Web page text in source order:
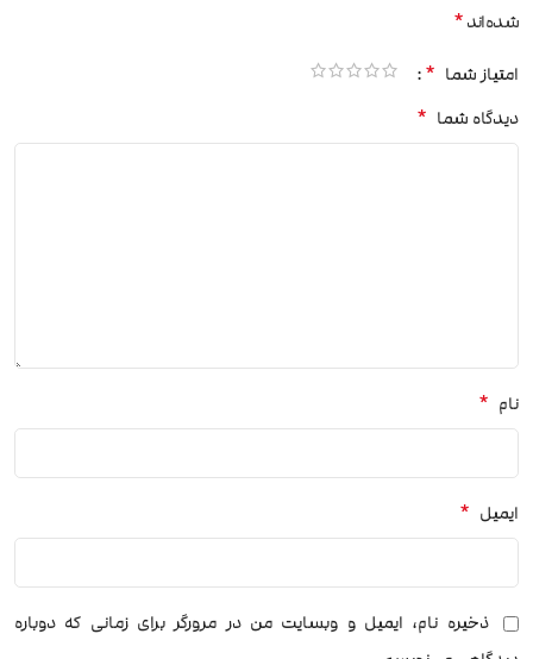
شده‌اند*
امتیاز شما *
دیدگاه شما *
نام *
ایمیل *
ذخیره نام، ایمیل و وبسایت من در مرورگر برای زمانی که دوباره